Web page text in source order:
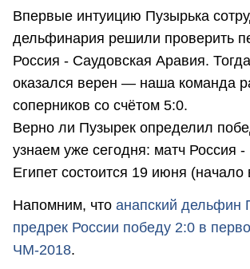
Впервые интуицию Пузырька
дельфинария решили проверить
Россия - Саудовская Аравия.
оказался верен — наша команда
соперников со счётом 5:0.
Верно ли Пузырек определил
узнаем уже сегодня: матч Россия -
Египет состоится 19 июня (начало
Напомним, что анапский дельфин
предрек России победу 2:0 в
ЧМ-2018.